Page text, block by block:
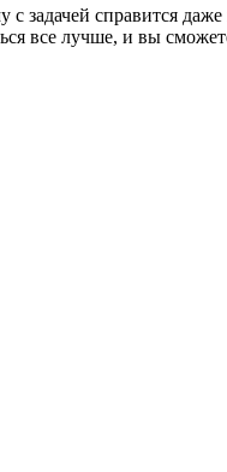
задачей справится
все лучше, и вы